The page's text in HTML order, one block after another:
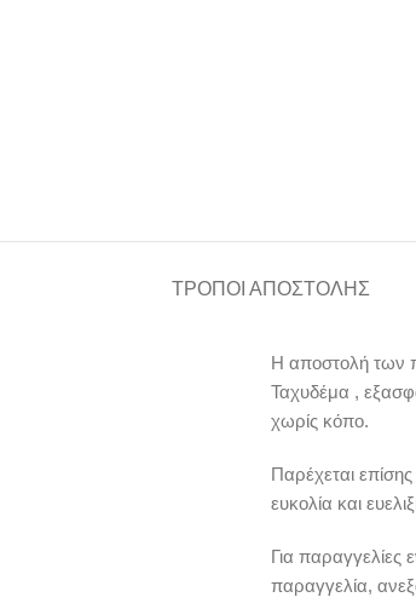
ΤΡΌΠΟΙ ΑΠΟΣΤΟΛΉΣ
Η αποστολή των
Ταχυδέμα ,
χωρίς κόπο.
Παρέχεται
ευκολία και
Για παραγγελίες
παραγγελία,